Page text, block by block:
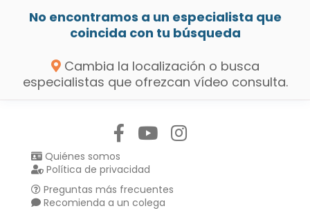
No encontramos a un especialista que
coincida con tu búsqueda
Cambia la localización o busca
especialistas que ofrezcan vídeo consulta.
Quiénes somos
Política de privacidad
Preguntas más frecuentes
Recomienda a un colega